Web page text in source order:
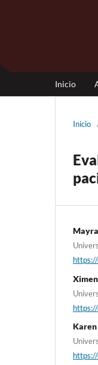
Inicio
Inicio